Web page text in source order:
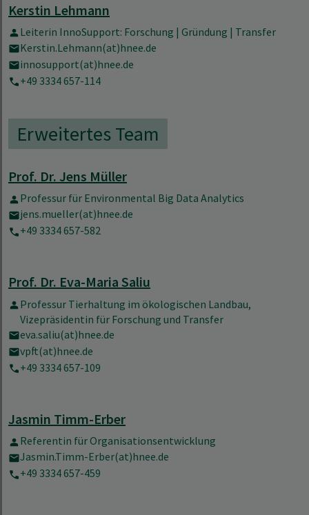
Kerstin Lehmann
Leiterin InnoSupport: Forschung | Gründung | Transfer
Kerstin.Lehmann(at)hnee.de
innosupport(at)hnee.de
+49 3334 657-114
Erweitertes Team
Prof. Dr. Jens Müller
Professur für Environmental Big Data Analytics
jens.mueller(at)hnee.de
+49 3334 657-582
Prof. Dr. Eva-Maria Saliu
Professur Tierhaltung im ökologischen Landbau,
Vizepräsidentin für Forschung und Transfer
eva.saliu(at)hnee.de
vpft(at)hnee.de
+49 3334 657-109
Jasmin Timm-Erber
Referentin für Organisationsentwicklung
Jasmin.Timm-Erber(at)hnee.de
+49 3334 657-459